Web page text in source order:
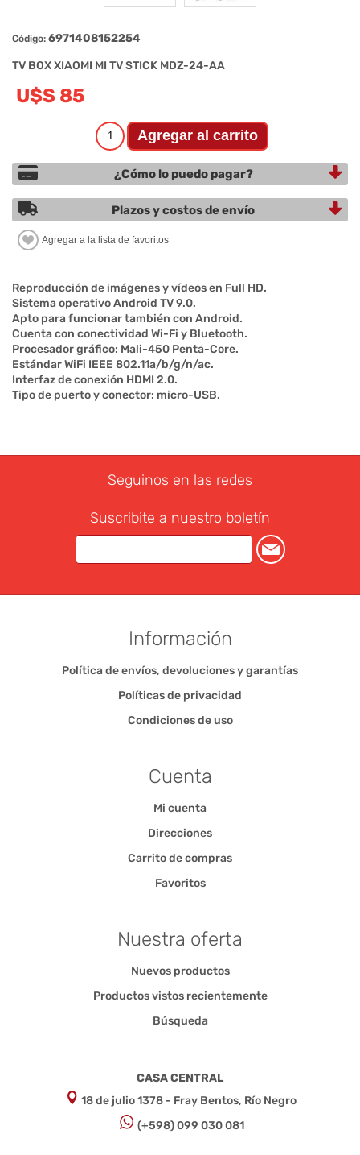
Código: 6971408152254
TV BOX XIAOMI MI TV STICK MDZ-24-AA
U$S 85
¿Cómo lo puedo pagar?
Plazos y costos de envío
Reproducción de imágenes y vídeos en Full HD.
Sistema operativo Android TV 9.0.
Apto para funcionar también con Android.
Cuenta con conectividad Wi-Fi y Bluetooth.
Procesador gráfico: Mali-450 Penta-Core.
Estándar WiFi IEEE 802.11a/b/g/n/ac.
Interfaz de conexión HDMI 2.0.
Tipo de puerto y conector: micro-USB.
Seguinos en las redes
Suscribite a nuestro boletín
Información
Política de envíos, devoluciones y garantías
Políticas de privacidad
Condiciones de uso
Cuenta
Mi cuenta
Direcciones
Carrito de compras
Favoritos
Nuestra oferta
Nuevos productos
Productos vistos recientemente
Búsqueda
CASA CENTRAL
18 de julio 1378 - Fray Bentos, Río Negro
(+598) 099 030 081